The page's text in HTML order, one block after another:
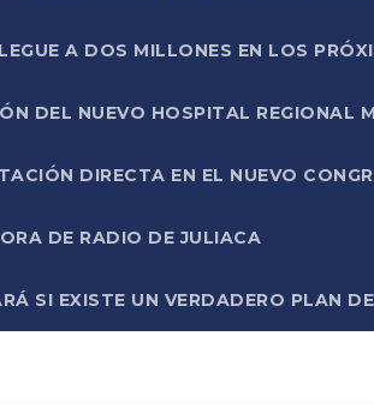
A DOS MILLONES EN LOS
DEL NUEVO HOSPITAL REGIONAL
DIRECTA EN EL NUEVO
DE RADIO DE JULIACA
SI EXISTE UN VERDADERO PLAN